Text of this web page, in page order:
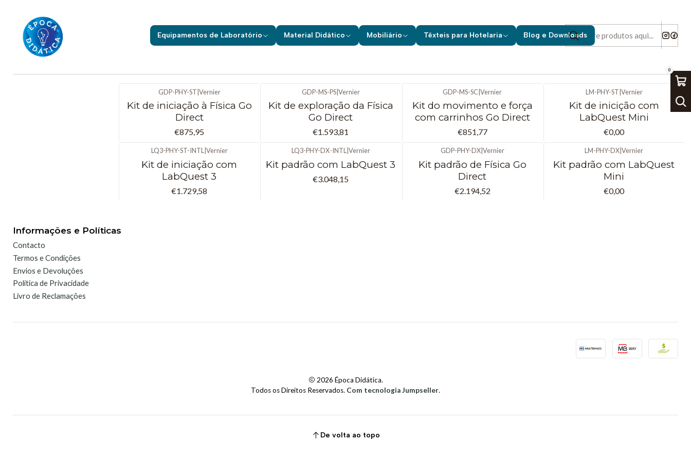
Equipamentos de Laboratório Material Didático Mobiliário Têxteis para Hotelaria Blog e Downloads
0
Física
GDP-PHY-ST Vernier
Kit de iniciação à Física Go
Direct
€875,95
GDP-MS-PS| Vernier
Kit de exploração da Física
Go Direct
€1.593,81
GDP-MS-SC |Vernier
Kit do movimento e força
com carrinhos Go Direct
€851,77
LM-PHY-ST Vernier
Kit de inicição com
LabQuest Mini
€0,00
LQ3-PHY-ST-INTL| Vernier
Kit de iniciação com
LabQuest 3
€1.729,58
LQ3-PHY-DX-INTL| Vernier
Kit padrão com LabQuest 3
€3.048,15
GDP-PHY-DX| Vernier
Kit padrão de Física Go
Direct
€2.194,52
LM-PHY-DX |Vernier
Kit padrão com LabQuest
Mini
€0,00
Informações e Políticas
Contacto
Termos e Condições
Envios e Devoluções
Política de Privacidade
Livro de Reclamações
2026 Época Didática.
Todos os Direitos Reservados. Com tecnologia Jumpseller.
De volta ao topo